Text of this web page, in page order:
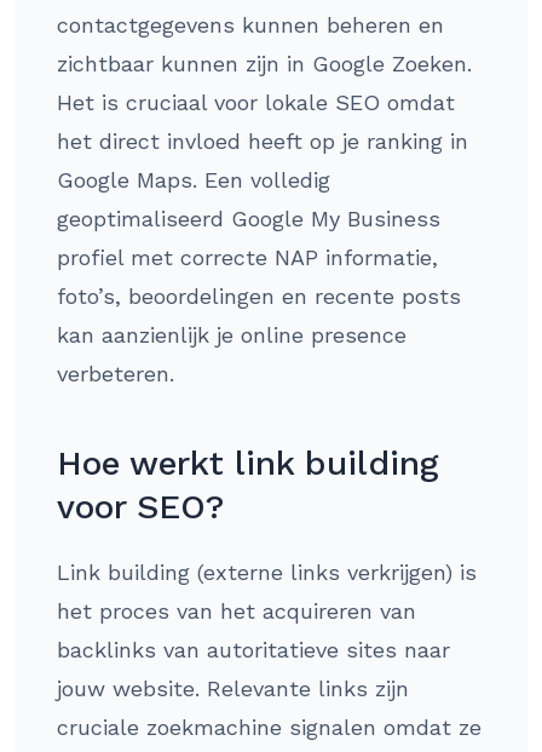
contactgegevens kunnen beheren en
zichtbaar kunnen zijn in Google Zoeken.
Het is cruciaal voor lokale SEO omdat
het direct invloed heeft op je ranking in
Google Maps. Een volledig
geoptimaliseerd Google My Business
profiel met correcte NAP informatie,
foto’s, beoordelingen en recente posts
kan aanzienlijk je online presence
verbeteren.
Hoe werkt link building
voor SEO?
Link building (externe links verkrijgen) is
het proces van het acquireren van
backlinks van autoritatieve sites naar
jouw website. Relevante links zijn
cruciale zoekmachine signalen omdat ze